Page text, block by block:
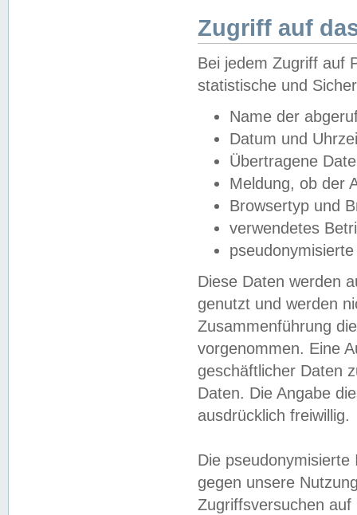
Zugriff auf
Bei jedem Zugriff auf
statistische und
Name der
Datum und
Übertragene
Meldung, ob der
Browsertyp und
verwendetes
Diese Daten werden
genutzt und werden
Zusammenführung
vorgenommen. Eine
geschäftlicher Daten
Daten. Die Angabe
ausdrücklich freiwillig.
Die
gegen unsere
Zugriffsversuchen